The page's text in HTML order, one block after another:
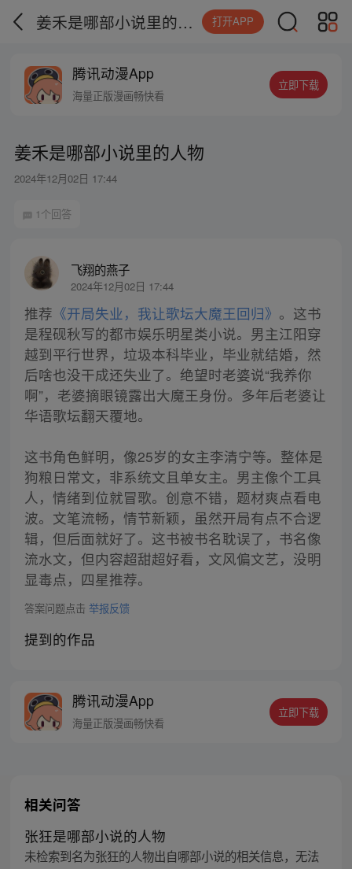
姜禾是哪部小说里的人物 打开APP
腾讯动漫App
海量正版漫画畅快看
立即下载
姜禾是哪部小说里的人物
2024年12月02日 17:44
1个回答
飞翔的燕子
2024年12月02日 17:44
推荐 《开局失业，我让歌坛大魔王回归》 。这书
是程砚秋写的都市娱乐明星类小说。男主江阳穿
越到平行世界，垃圾本科毕业，毕业就结婚，然
后啥也没干成还失业了。绝望时老婆说“我养你
啊”，老婆摘眼镜露出大魔王身份。多年后老婆让
华语歌坛翻天覆地。
这书角色鲜明，像25岁的女主李清宁等。整体是
狗粮日常文，非系统文且单女主。男主像个工具
人，情绪到位就冒歌。创意不错，题材爽点看电
波。文笔流畅，情节新颖，虽然开局有点不合逻
辑，但后面就好了。这书被书名耽误了，书名像
流水文，但内容超甜超好看，文风偏文艺，没明
显毒点，四星推荐。
答案问题点击 举报反馈
提到的作品
腾讯动漫App
海量正版漫画畅快看
立即下载
相关问答
张狂是哪部小说的人物
未检索到名为张狂的人物出自哪部小说的相关信息，无法